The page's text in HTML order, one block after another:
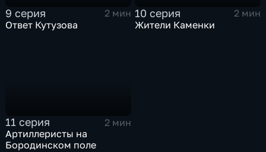
9 серия
2 мин
Ответ Кутузова
10 серия
2 мин
Жители Каменки
11 серия
2 мин
Артиллеристы на
Бородинском поле